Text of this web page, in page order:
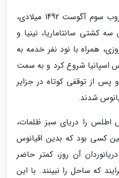
خاتمه کریستف کلمب در غروب سوم آگوست 1492 میلادی،
کشتی سانتاماریا، نینیا و
همراه با نود نفر خدمه به
اسپانیا شروع کرد و به سمت
از توقفی کوتاه در جزایر
شدند.
اطلس را دریای سبز ظلمات،
کسی بود که بدین اقیانوس
آن روز، کمتر حاضر
که ساحل را نبینند. با این